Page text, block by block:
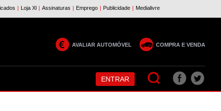
AVALIAR AUTOMÓVEL COMPRA E VENDA
ENTRAR